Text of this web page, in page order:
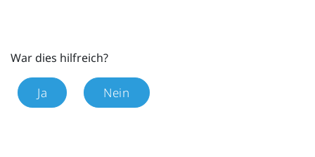
War dies hilfreich?
Ja Nein